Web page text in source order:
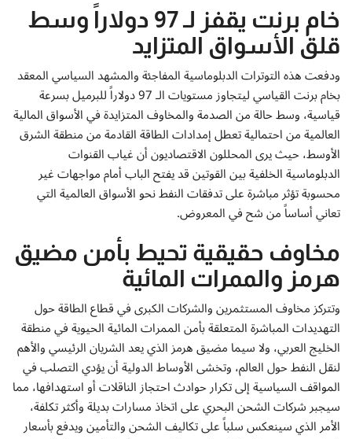
خام برنت يقفز لـ 97 دولاراً وسط
قلق الأسواق المتزايد
ودفعت هذه التوترات الدبلوماسية المفاجئة والمشهد السياسي المعقد
بخام برنت القياسي ليتجاوز مستويات الـ 97 دولاراً للبرميل بسرعة
قياسية، وسط حالة من الصدمة والمخاوف المتزايدة في الأسواق المالية
العالمية من احتمالية تعطل إمدادات الطاقة القادمة من منطقة الشرق
الأوسط، حيث يرى المحللون الاقتصاديون أن غياب القنوات
الدبلوماسية الخلفية بين القوتين قد يفتح الباب أمام مواجهات غير
محسوبة تؤثر مباشرة على تدفقات النفط نحو الأسواق العالمية التي
تعاني أساساً من شح في المعروض.
مخاوف حقيقية تحيط بأمن مضيق
هرمز والممرات المائية
وتتركز مخاوف المستثمرين والشركات الكبرى في قطاع الطاقة حول
التهديدات المباشرة المتعلقة بأمن الممرات المائية الحيوية في منطقة
الخليج العربي، ولا سيما مضيق هرمز الذي يعد الشريان الرئيسي والأهم
لنقل النفط حول العالم، وتخشى الأوساط الدولية أن يؤدي التصلب في
المواقف السياسية إلى تكرار حوادث احتجاز الناقلات أو استهدافها، مما
سيجبر شركات الشحن البحري على اتخاذ مسارات بديلة وأكثر تكلفة،
الأمر الذي سينعكس سلباً على تكاليف الشحن والتأمين ويدفع بأسعار